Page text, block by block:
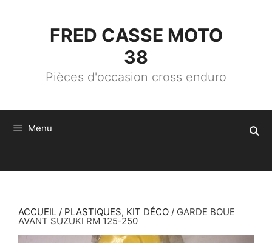
FRED CASSE MOTO
38
Pièces d'occasion cross enduro
Menu
ACCUEIL / PLASTIQUES, KIT DÉCO / GARDE BOUE
AVANT SUZUKI RM 125-250